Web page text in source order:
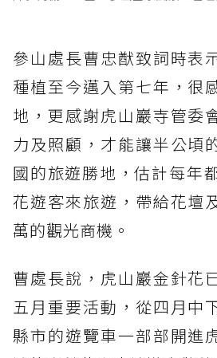
參山處長曹忠猷致詞時表
種植至今邁入第七年，很
地，更感謝虎山巖寺管委
力及照顧，才能讓半公頃
國的旅遊勝地，估計每年
花遊客來旅遊，帶給花壇
萬的觀光商機。
曹處長說，虎山巖金針花
五月重要活動，從四月中
縣市的遊覽車一部部開進